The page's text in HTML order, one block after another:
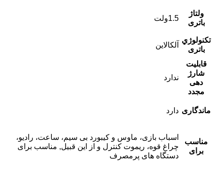
ولتاژ
باتری
1.5ولت
تکنولوژي
باتری
آلکالاین
قابلیت
شارژ
دهی
مجدد
ندارد
ماندگاری دارد
مناسب
برای
اسباب بازی، ماوس و کیبورد بی سیم، ساعت، رادیو،
چراغ قوه، ریموت کنترل و از این قبیل, مناسب برای
دستگاه های پرمصرف